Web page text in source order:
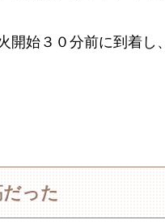
開始３０分前に到着
った